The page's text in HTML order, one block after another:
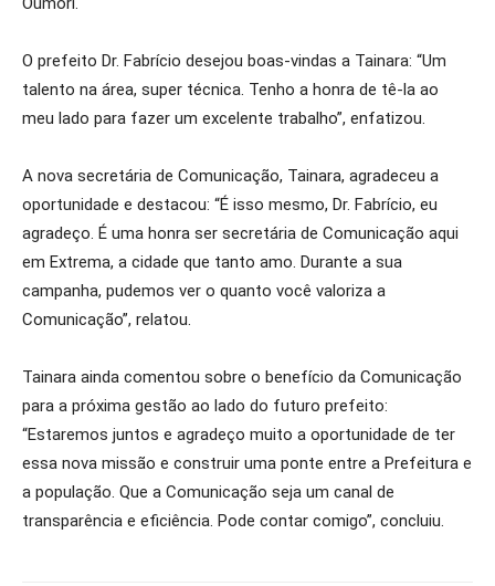
O prefeito Dr. Fabrício desejou boas-vindas a Tainara: “Um
talento na área, super técnica. Tenho a honra de tê-la ao
meu lado para fazer um excelente trabalho”, enfatizou.
A nova secretária de Comunicação, Tainara, agradeceu a
oportunidade e destacou: “É isso mesmo, Dr. Fabrício, eu
agradeço. É uma honra ser secretária de Comunicação aqui
em Extrema, a cidade que tanto amo. Durante a sua
campanha, pudemos ver o quanto você valoriza a
Comunicação”, relatou.
Tainara ainda comentou sobre o benefício da Comunicação
para a próxima gestão ao lado do futuro prefeito:
“Estaremos juntos e agradeço muito a oportunidade de ter
essa nova missão e construir uma ponte entre a Prefeitura e
a população. Que a Comunicação seja um canal de
transparência e eficiência. Pode contar comigo”, concluiu.